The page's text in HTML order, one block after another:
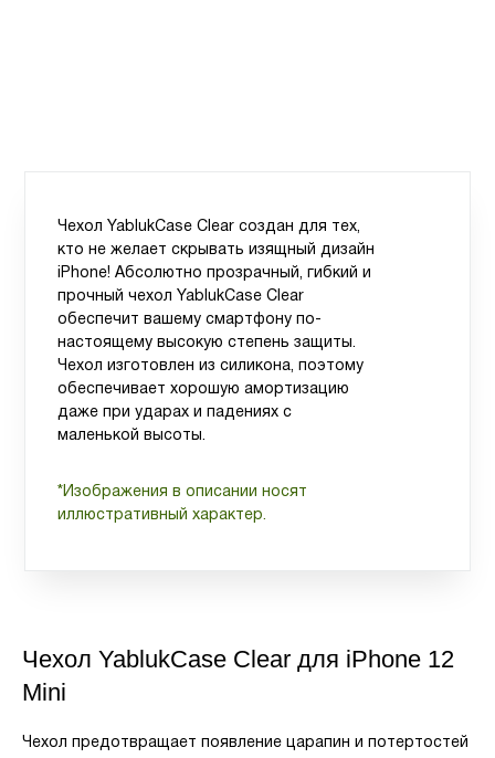
Чехол YablukСase Clear создан для тех,
кто не желает скрывать изящный дизайн
iPhone! Абсолютно прозрачный, гибкий и
прочный чехол YablukСase Clear
обеспечит вашему смартфону по-
настоящему высокую степень защиты.
Чехол изготовлен из силикона, поэтому
обеспечивает хорошую амортизацию
даже при ударах и падениях с
маленькой высоты.
*Изображения в описании носят
иллюстративный характер.
Чехол YablukСase Clear для iPhone 12
Mini
Чехол предотвращает появление царапин и потертостей